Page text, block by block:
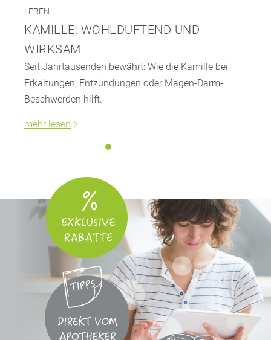
LEBEN
KAMILLE: WOHLDUFTEND UND
WIRKSAM
Seit Jahrtausenden bewährt: Wie die Kamille bei
Erkältungen, Entzündungen oder Magen-Darm-
Beschwerden hilft.
mehr lesen